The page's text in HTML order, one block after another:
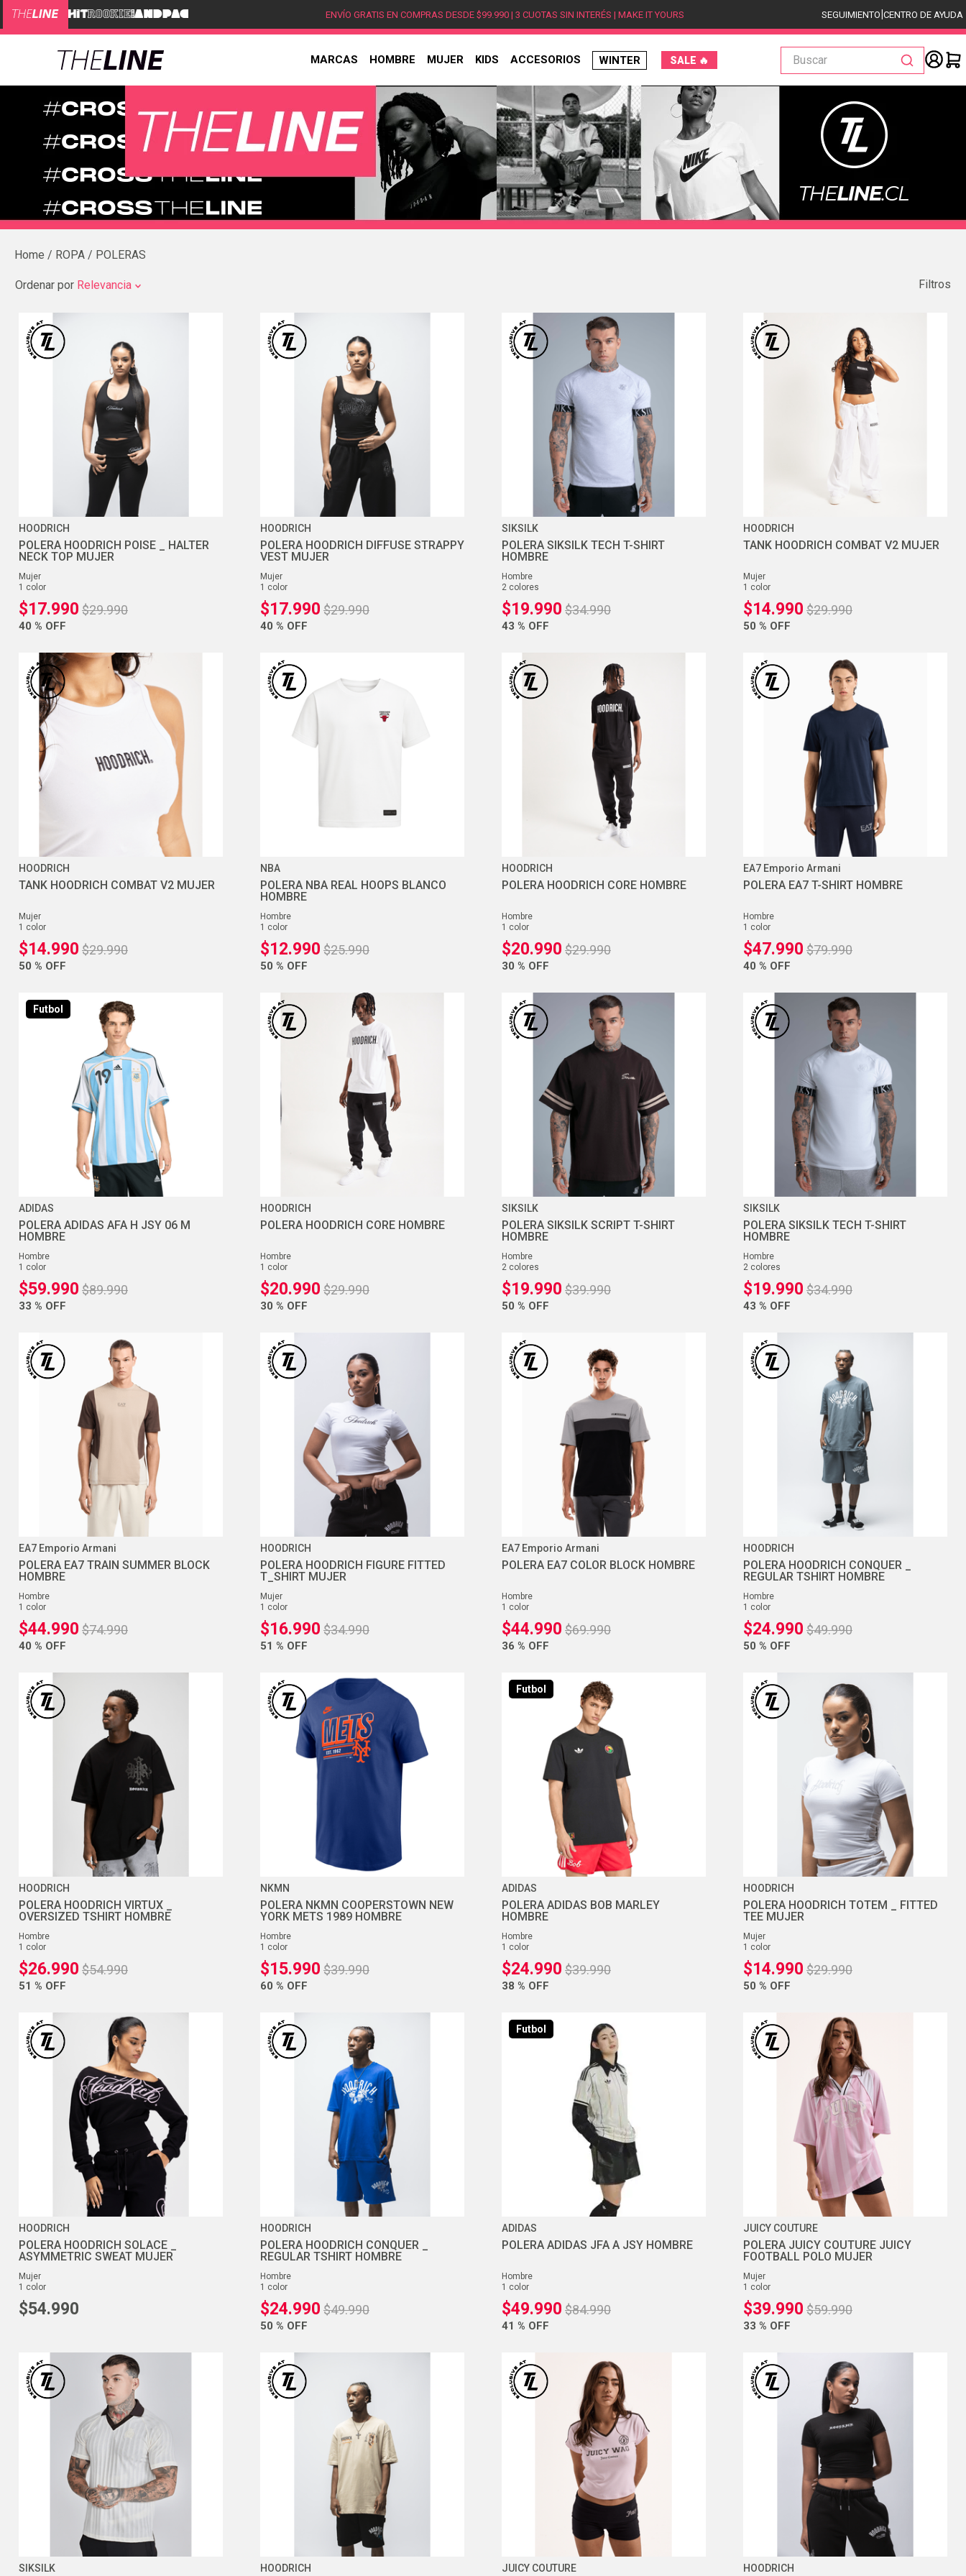
ENVÍO GRATIS EN COMPRAS DESDE $99.990 | 3 CUOTAS SIN INTERÉS | MAKE IT YOURS SEGUIMIENTO|CENTRO DE AYUDA
MARCAS HOMBRE MUJER KIDS ACCESORIOS WINTER SALE 🔥
Buscar
ROPA POLERAS
Ordenar por Relevancia
HOODRICH
POLERA HOODRICH POISE _ HALTER
NECK TOP MUJER
mujer
1 color
$17.990 $29.990
40 % OFF
HOODRICH
POLERA HOODRICH DIFFUSE STRAPPY
VEST MUJER
mujer
1 color
$17.990 $29.990
40 % OFF
SIKSILK
POLERA SIKSILK TECH T-SHIRT
HOMBRE
hombre
2 colores
$19.990 $34.990
43 % OFF
HOODRICH
TANK HOODRICH COMBAT V2 MUJER
mujer
1 color
$14.990 $29.990
50 % OFF
HOODRICH
TANK HOODRICH COMBAT V2 MUJER
mujer
1 color
$14.990 $29.990
50 % OFF
NBA
POLERA NBA REAL HOOPS BLANCO
HOMBRE
hombre
1 color
$12.990 $25.990
50 % OFF
HOODRICH
POLERA HOODRICH CORE HOMBRE
hombre
1 color
$20.990 $29.990
30 % OFF
EA7 Emporio Armani
POLERA EA7 T-SHIRT HOMBRE
hombre
1 color
$47.990 $79.990
40 % OFF
Futbol
ADIDAS
POLERA ADIDAS AFA H JSY 06 M
HOMBRE
hombre
1 color
$59.990 $89.990
33 % OFF
HOODRICH
POLERA HOODRICH CORE HOMBRE
hombre
1 color
$20.990 $29.990
30 % OFF
SIKSILK
POLERA SIKSILK SCRIPT T-SHIRT
HOMBRE
hombre
2 colores
$19.990 $39.990
50 % OFF
SIKSILK
POLERA SIKSILK TECH T-SHIRT
HOMBRE
hombre
2 colores
$19.990 $34.990
43 % OFF
EA7 Emporio Armani
POLERA EA7 TRAIN SUMMER BLOCK
HOMBRE
hombre
1 color
$44.990 $74.990
40 % OFF
HOODRICH
POLERA HOODRICH FIGURE FITTED
T_SHIRT MUJER
mujer
1 color
$16.990 $34.990
51 % OFF
EA7 Emporio Armani
POLERA EA7 COLOR BLOCK HOMBRE
hombre
1 color
$44.990 $69.990
36 % OFF
HOODRICH
POLERA HOODRICH CONQUER _
REGULAR TSHIRT HOMBRE
hombre
1 color
$24.990 $49.990
50 % OFF
HOODRICH
POLERA HOODRICH VIRTUX _
OVERSIZED TSHIRT HOMBRE
hombre
1 color
$26.990 $54.990
51 % OFF
NKMN
POLERA NKMN COOPERSTOWN NEW
YORK METS 1989 HOMBRE
hombre
1 color
$15.990 $39.990
60 % OFF
Futbol
ADIDAS
POLERA ADIDAS BOB MARLEY
HOMBRE
hombre
1 color
$24.990 $39.990
38 % OFF
HOODRICH
POLERA HOODRICH TOTEM _ FITTED
TEE MUJER
mujer
1 color
$14.990 $29.990
50 % OFF
HOODRICH
POLERA HOODRICH SOLACE _
ASYMMETRIC SWEAT MUJER
mujer
1 color
$54.990
HOODRICH
POLERA HOODRICH CONQUER _
REGULAR TSHIRT HOMBRE
hombre
1 color
$24.990 $49.990
50 % OFF
Futbol
ADIDAS
POLERA ADIDAS JFA A JSY HOMBRE
hombre
1 color
$49.990 $84.990
41 % OFF
JUICY COUTURE
POLERA JUICY COUTURE JUICY
FOOTBALL POLO MUJER
mujer
1 color
$39.990 $59.990
33 % OFF
SIKSILK HOODRICH JUICY COUTURE HOODRICH
TÉRMINOS MÁS BUSCADOS
hombre
2.
jordan
mujer
zapatillas
zapatillas nike